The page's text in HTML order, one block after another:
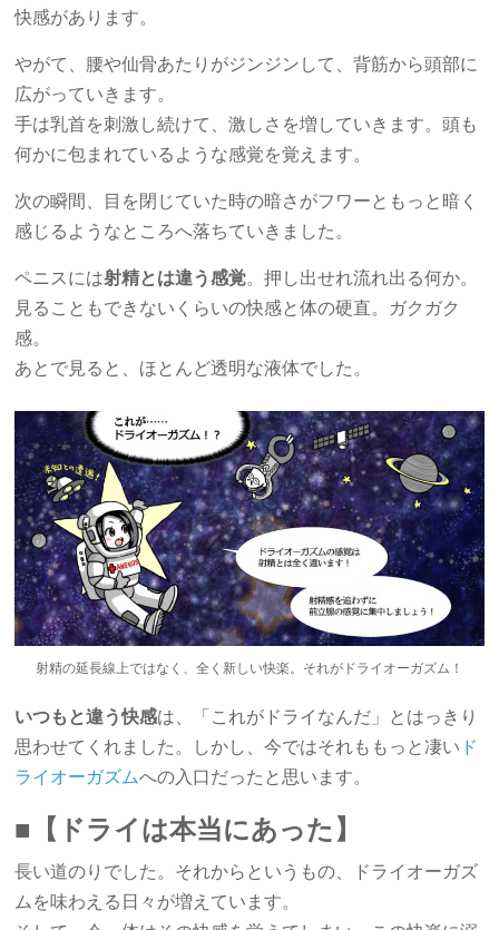
快感があります。
やがて、腰や仙骨あたりがジンジンして、背筋から頭部に
広がっていきます。
手は乳首を刺激し続けて、激しさを増していきます。頭も
何かに包まれているような感覚を覚えます。
次の瞬間、目を閉じていた時の暗さがフワーともっと暗く
感じるようなところへ落ちていきました。
ペニスには射精とは違う感覚。押し出せれ流れ出る何か。
見ることもできないくらいの快感と体の硬直。ガクガク
感。
あとで見ると、ほとんど透明な液体でした。
射精の延長線上ではなく、全く新しい快楽。それがドライオーガズム！
いつもと違う快感は、「これがドライなんだ」とはっきり
思わせてくれました。しかし、今ではそれももっと凄い ド
ライオーガズムへの入口だったと思います。
■【ドライは本当にあった】
長い道のりでした。それからというもの、ドライオーガズ
ムを味わえる日々が増えています。